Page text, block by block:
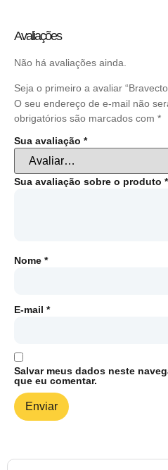
Avaliações
Não há avaliações ainda.
Seja o primeiro a avaliar
O seu endereço de e-mail não
obrigatórios são marcados com *
Sua avaliação *
Sua avaliação sobre o produto *
Nome *
E-mail *
Salvar meus dados neste
que eu comentar.